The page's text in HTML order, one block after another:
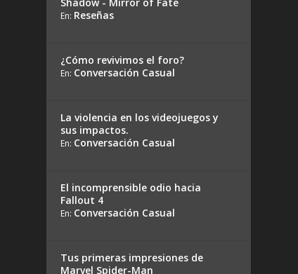
En: Reseñas
¿Cómo revivimos el foro?
En: Conversación Casual
La violencia en los videojuegos y
sus impactos.
En: Conversación Casual
El incomprensible odio hacia
Fallout 4
En: Conversación Casual
Tus primeras impresiones de
Marvel Spider-Man